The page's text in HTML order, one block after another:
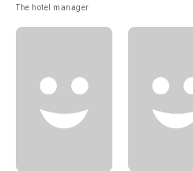
The hotel manager